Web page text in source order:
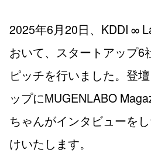
2025年6月20日、KDDI ∞
おいて、スタートアップ6
ピッチを行いました。登
ップにMUGENLABO
ちゃんがインタビューを
けいたします。